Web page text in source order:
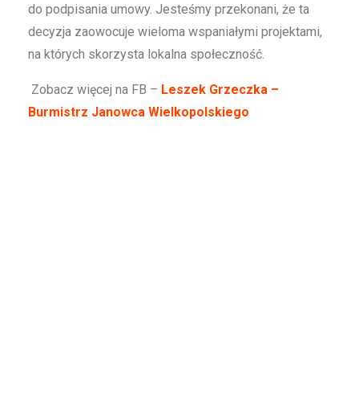
do podpisania umowy. Jesteśmy przekonani, że ta
decyzja zaowocuje wieloma wspaniałymi projektami,
na których skorzysta lokalna społeczność.
Zobacz więcej na FB – Leszek Grzeczka –
Burmistrz Janowca Wielkopolskiego